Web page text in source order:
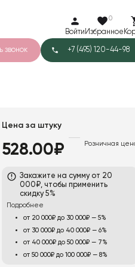
Войти
0
Избранное
звонок +7 (495) 120-44-98
Цена за штуку
528.00₽ Розничная
Закажите на сумму от 20
000₽, чтобы применить
скидку 5%
Подробнее
от 20 000₽ до 30 000₽ — 5%
от 30 000₽ до 40 000₽ — 6%
от 40 000₽ до 50 000₽ — 7%
от 50 000₽ до 100 000₽ — 8%